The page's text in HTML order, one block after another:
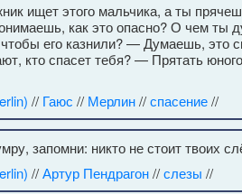
ищет этого мальчика, а ты
как это опасно? О чем
его казнили? — Думаешь, это
кто спасет тебя? — Прятать
// Гаюс // Мерлин//спасение//
запомни: никто не стоит твоих
//Артур Пендрагон//слезы //